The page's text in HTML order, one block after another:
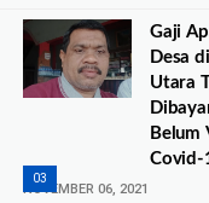
Gaji
Desa
Utara
Belum
Covid-
NOVEMBER 06, 2021